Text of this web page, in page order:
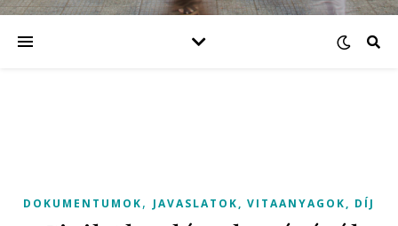
DOKUMENTUMOK, JAVASLATOK, VITAANYAGOK, DÍJ